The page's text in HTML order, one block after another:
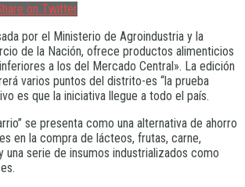
on Twitter
por el Ministerio de Agroindustria y la
de la Nación, ofrece productos alimenticios
a los del Mercado Central». La edición
varios puntos del distrito-es “la prueba
es que la iniciativa llegue a todo el país.
se presenta como una alternativa de ahorro
en la compra de lácteos, frutas, carne,
una serie de insumos industrializados como